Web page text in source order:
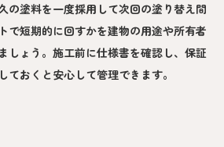
の塗料を一度採用して次回の塗り替え間
で短期的に回すかを建物の用途や所有者
しょう。施工前に仕様書を確認し、保証
ておくと安心して管理できます。